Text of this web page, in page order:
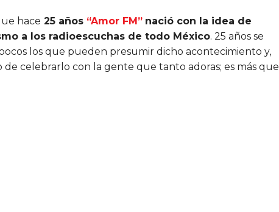
hace 25 años “Amor FM” nació con la idea de
a los radioescuchas de todo México. 25 años se
los que pueden presumir dicho acontecimiento y,
de celebrarlo con la gente que tanto adoras; es más que